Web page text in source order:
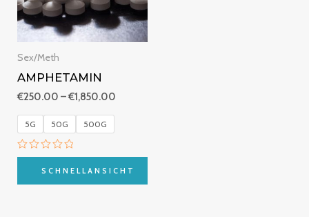
Sex/Meth
AMPHETAMIN
€250.00 –€1,850.00
5G 50G 500G
Bewertet
von
SCHNELLANSICHT